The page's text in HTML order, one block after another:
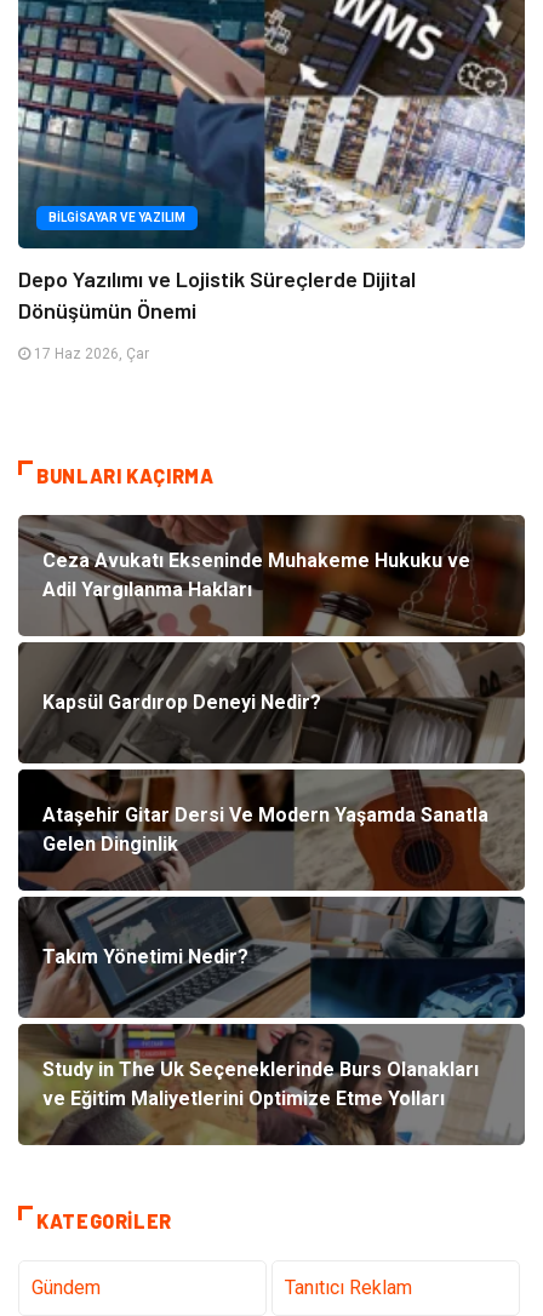
BILGISAYAR VE YAZILIM
Depo Yazılımı ve Lojistik Süreçlerde Dijital
Dönüşümün Önemi
17 Haz 2026, Çar
BUNLARI KAÇIRMA
Ceza Avukatı Ekseninde Muhakeme Hukuku ve
Adil Yargılanma Hakları
Kapsül Gardırop Deneyi Nedir?
Ataşehir Gitar Dersi Ve Modern Yaşamda Sanatla
Gelen Dinginlik
Takım Yönetimi Nedir?
Study in The Uk Seçeneklerinde Burs Olanakları
ve Eğitim Maliyetlerini Optimize Etme Yolları
KATEGORILER
Gündem Tanıtıcı Reklam